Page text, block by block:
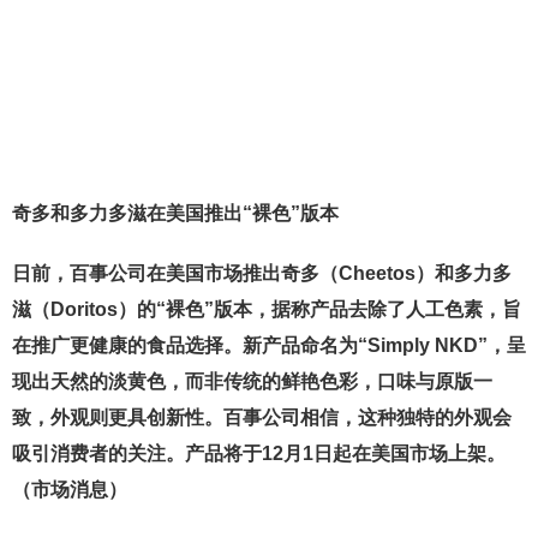
奇多和多力多滋在美国推出“裸色”版本
日前，百事公司在美国市场推出奇多（Cheetos）和多力多
滋（Doritos）的“裸色”版本，据称产品去除了人工色素，旨
在推广更健康的食品选择。新产品命名为“Simply NKD”，呈
现出天然的淡黄色，而非传统的鲜艳色彩，口味与原版一
致，外观则更具创新性。百事公司相信，这种独特的外观会
吸引消费者的关注。产品将于12月1日起在美国市场上架。
（市场消息）